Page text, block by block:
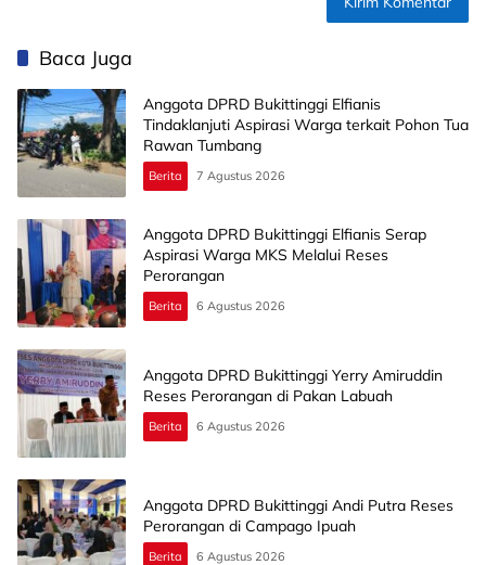
Baca Juga
Anggota DPRD Bukittinggi Elfianis
Tindaklanjuti Aspirasi Warga terkait Pohon Tua
Rawan Tumbang
Berita 7 Agustus 2026
Anggota DPRD Bukittinggi Elfianis Serap
Aspirasi Warga MKS Melalui Reses
Perorangan
Berita 6 Agustus 2026
Anggota DPRD Bukittinggi Yerry Amiruddin
Reses Perorangan di Pakan Labuah
Berita 6 Agustus 2026
Anggota DPRD Bukittinggi Andi Putra Reses
Perorangan di Campago Ipuah
Berita 6 Agustus 2026